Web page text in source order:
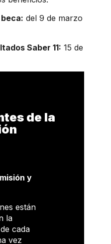
del 9 de marzo
Saber 11: 15 de
de la
y
están
la
cada
vez